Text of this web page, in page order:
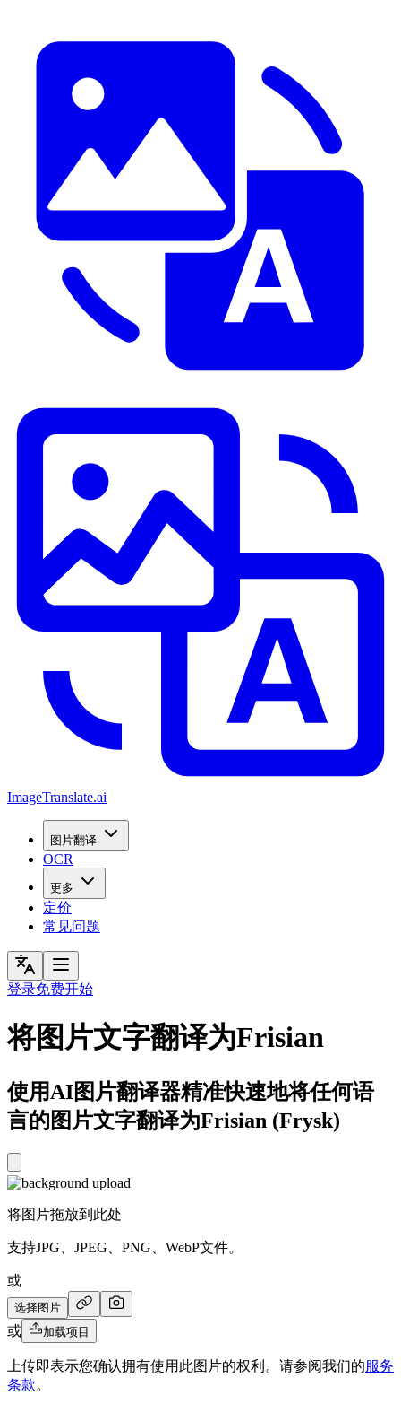
ImageTranslate.ai
图片翻译
OCR
更多
定价
常见问题
登录免费开始
将图片文字翻译为Frisian
使用AI图片翻译器精准快速地将任何语
言的图片文字翻译为Frisian (Frysk)
将图片拖放到此处
支持JPG、JPEG、PNG、WebP文件。
或
选择图片
或 加载项目
上传即表示您确认拥有使用此图片的权利。请参阅我们的服务
条款。